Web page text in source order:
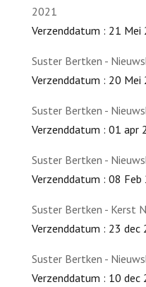
2021
Verzenddatum : 21 Mei
Suster Bertken -
Verzenddatum : 20 Mei
Suster Bertken -
Verzenddatum : 01 apr
Suster Bertken -
Verzenddatum : 08 Feb
Suster Bertken - Kerst
Verzenddatum : 23 dec
Suster Bertken -
Verzenddatum : 10 dec